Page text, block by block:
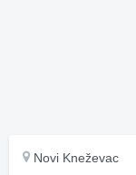
Novi Kneževac